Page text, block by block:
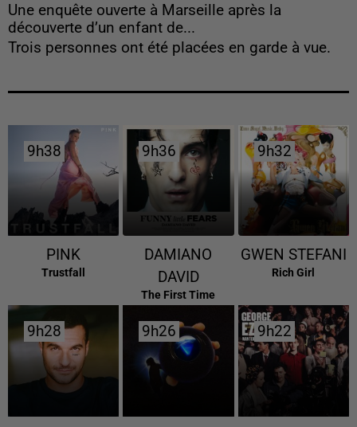
Une enquête ouverte à Marseille après la
découverte d’un enfant de...
Trois personnes ont été placées en garde à vue.
9h38
9h38
PINK
Trustfall
9h36
9h36
DAMIANO
DAVID
The First Time
9h32
9h32
GWEN STEFANI
Rich Girl
9h28
9h28 9h26
9h26 9h22
9h22